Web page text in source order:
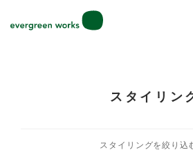
2027年ご入学用ランドセル受注
スタイリン